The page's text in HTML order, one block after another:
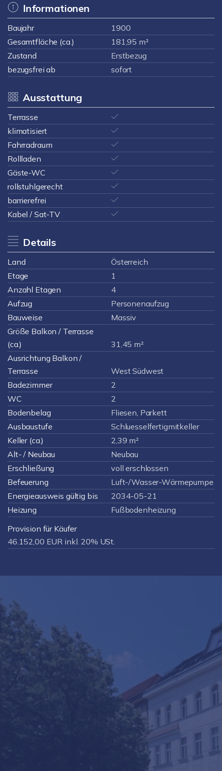
Informationen
Baujahr
1900
Gesamtfläche (ca.)
181,95 m²
Zustand
Erstbezug
bezugsfrei ab
sofort
Ausstattung
Terrasse
klimatisiert
Fahrradraum
Rollladen
Gäste-WC
rollstuhlgerecht
barrierefrei
Kabel / Sat-TV
Details
Land
Österreich
Etage
1
Anzahl Etagen
4
Aufzug
Personenaufzug
Bauweise
Massiv
Größe Balkon / Terrasse
(ca.)
31,45 m²
Ausrichtung Balkon /
Terrasse
West Südwest
Badezimmer
2
WC
2
Bodenbelag
Fliesen, Parkett
Ausbaustufe
Schluesselfertigmitkeller
Keller (ca.)
2,39 m²
Alt- / Neubau
Neubau
Erschließung
voll erschlossen
Befeuerung
Luft-/Wasser-Wärmepumpe
Energieausweis gültig bis
2034-05-21
Heizung
Fußbodenheizung
Provision für Käufer
46.152,00 EUR inkl. 20% USt.